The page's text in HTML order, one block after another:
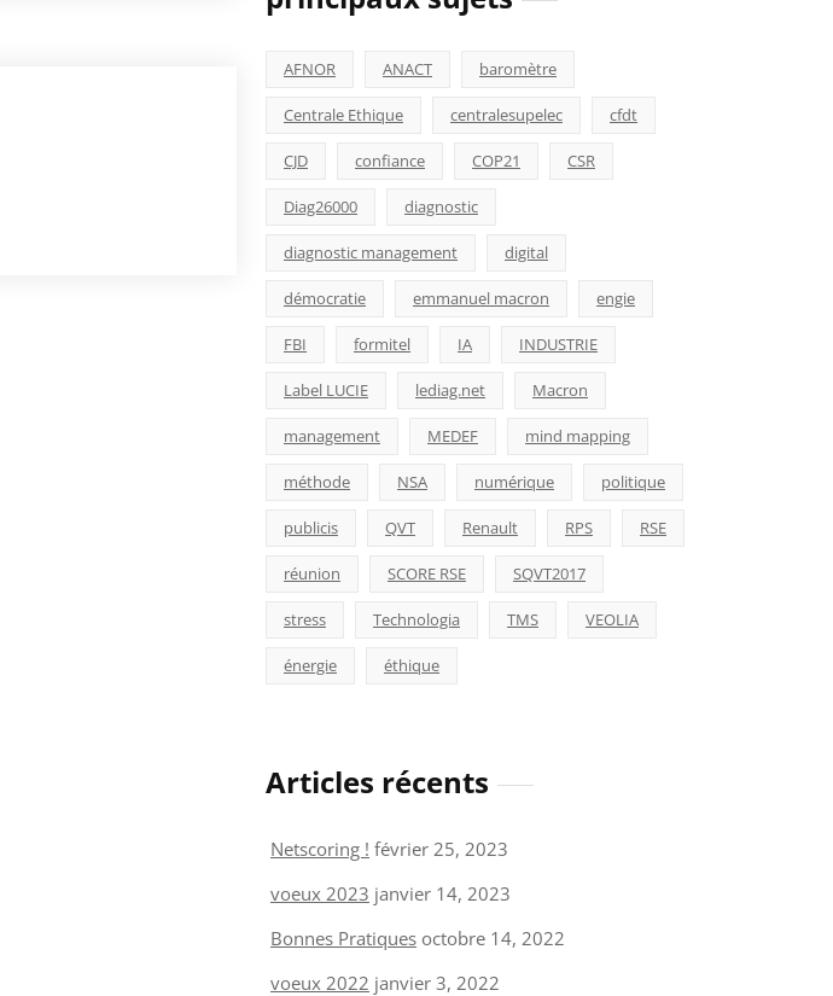
AFNOR ANACT baromètre
Centrale Ethique centralesupelec cfdt
CJD confiance COP21 CSR
Diag26000 diagnostic
diagnostic management digital
démocratie emmanuel macron engie
FBI formitel IA INDUSTRIE
Label LUCIE lediag.net Macron
management MEDEF mind mapping
méthode NSA numérique politique
publicis QVT Renault RPS RSE
réunion SCORE RSE SQVT2017
stress Technologia TMS VEOLIA
énergie éthique
Articles récents
Netscoring ! février 25, 2023
voeux 2023 janvier 14, 2023
Bonnes Pratiques octobre 14, 2022
voeux 2022 janvier 3, 2022